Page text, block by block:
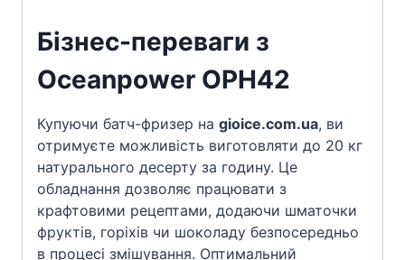
Бізнес-переваги з
Oceanpower OPH42
Купуючи батч-фризер на gioice.com.ua, ви
отримуєте можливість виготовляти до 20 кг
натурального десерту за годину. Це
обладнання дозволяє працювати з
крафтовими рецептами, додаючи шматочки
фруктів, горіхів чи шоколаду безпосередньо
в процесі змішування. Оптимальний